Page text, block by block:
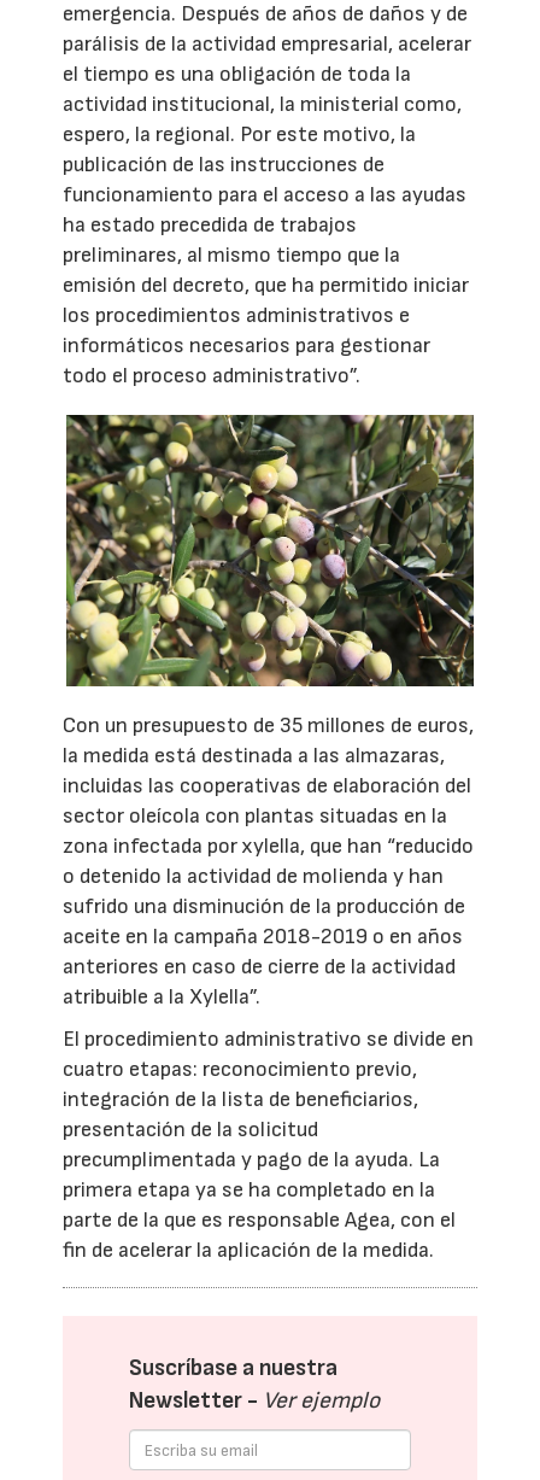
emergencia. Después de años de daños y de
parálisis de la actividad empresarial, acelerar
el tiempo es una obligación de toda la
actividad institucional, la ministerial como,
espero, la regional. Por este motivo, la
publicación de las instrucciones de
funcionamiento para el acceso a las ayudas
ha estado precedida de trabajos
preliminares, al mismo tiempo que la
emisión del decreto, que ha permitido iniciar
los procedimientos administrativos e
informáticos necesarios para gestionar
todo el proceso administrativo”.
Con un presupuesto de 35 millones de euros,
la medida está destinada a las almazaras,
incluidas las cooperativas de elaboración del
sector oleícola con plantas situadas en la
zona infectada por xylella, que han “reducido
o detenido la actividad de molienda y han
sufrido una disminución de la producción de
aceite en la campaña 2018-2019 o en años
anteriores en caso de cierre de la actividad
atribuible a la Xylella”.
El procedimiento administrativo se divide en
cuatro etapas: reconocimiento previo,
integración de la lista de beneficiarios,
presentación de la solicitud
precumplimentada y pago de la ayuda. La
primera etapa ya se ha completado en la
parte de la que es responsable Agea, con el
fin de acelerar la aplicación de la medida.
Suscríbase a nuestra
Newsletter - Ver ejemplo